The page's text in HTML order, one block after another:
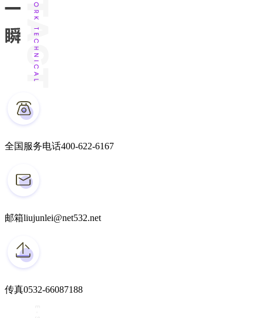
全国服务电话400-622-6167
邮箱liujunlei@net532.net
传真0532-66087188